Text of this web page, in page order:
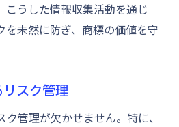
こうした情報収集活動を通じ
を未然に防ぎ、商標の価値を守
スク管理
管理が欠かせません。特に、